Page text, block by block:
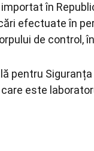
în
efectuate în
de control,
pentru
este